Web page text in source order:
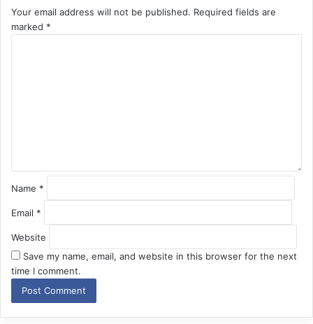
Your email address will not be published. Required fields are
marked *
Name *
Email *
Website
Save my name, email, and website in this browser for the next
time I comment.